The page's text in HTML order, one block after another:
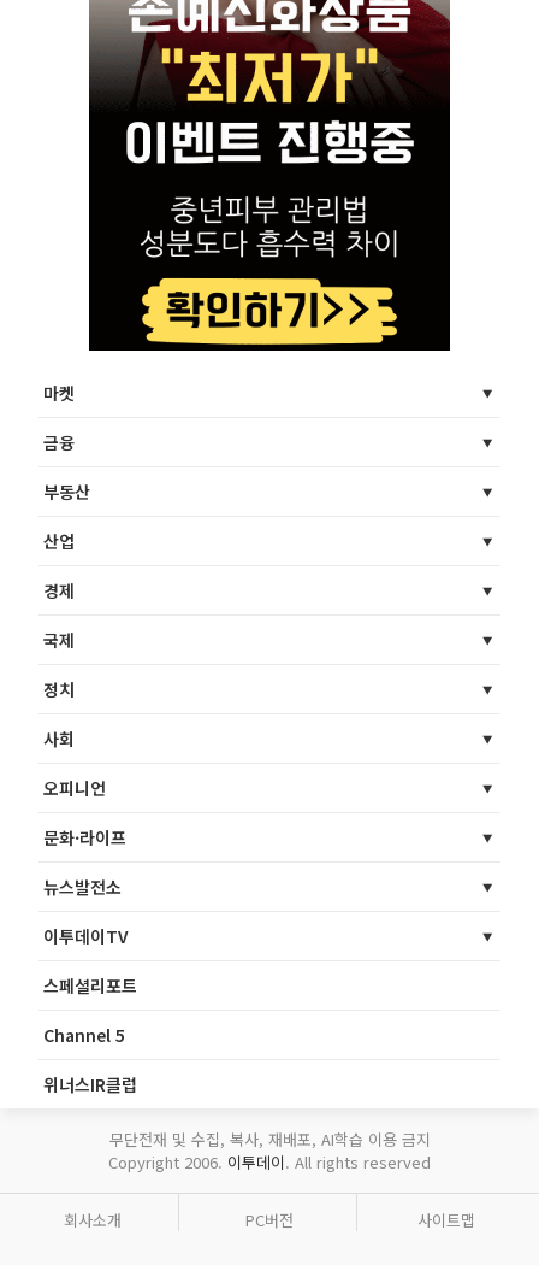
마켓
금융
부동산
산업
경제
국제
정치
사회
오피니언
문화·라이프
뉴스발전소
이투데이TV
스페셜리포트
Channel 5
위너스IR클럽
무단전재 및 수집, 복사, 재배포, AI학습 이용 금지
Copyright 2006. 이투데이. All rights reserved
회사소개 PC버전 사이트맵